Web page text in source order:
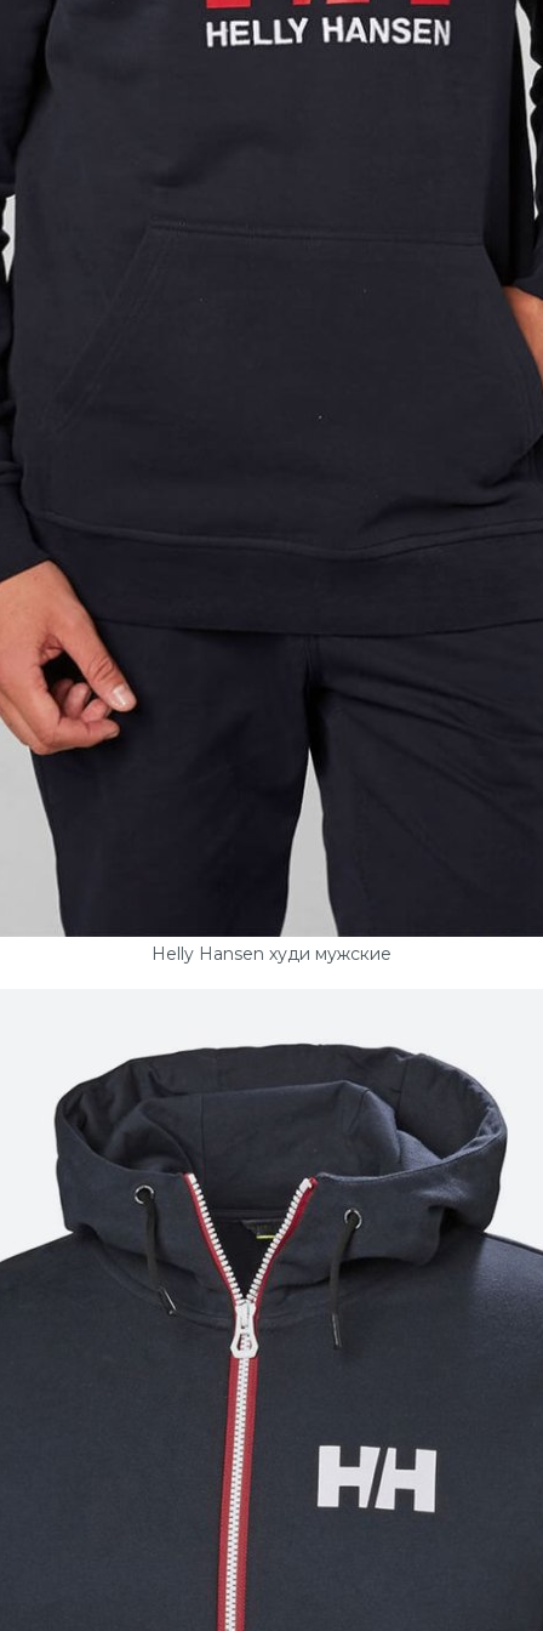
Helly Hansen худи мужские